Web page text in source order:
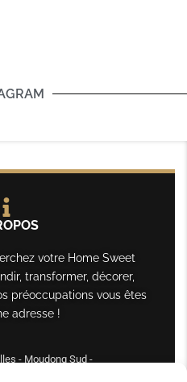
votre Home Sweet
transformer, décorer,
préoccupations vous êtes
adresse !
- Moudong Sud -